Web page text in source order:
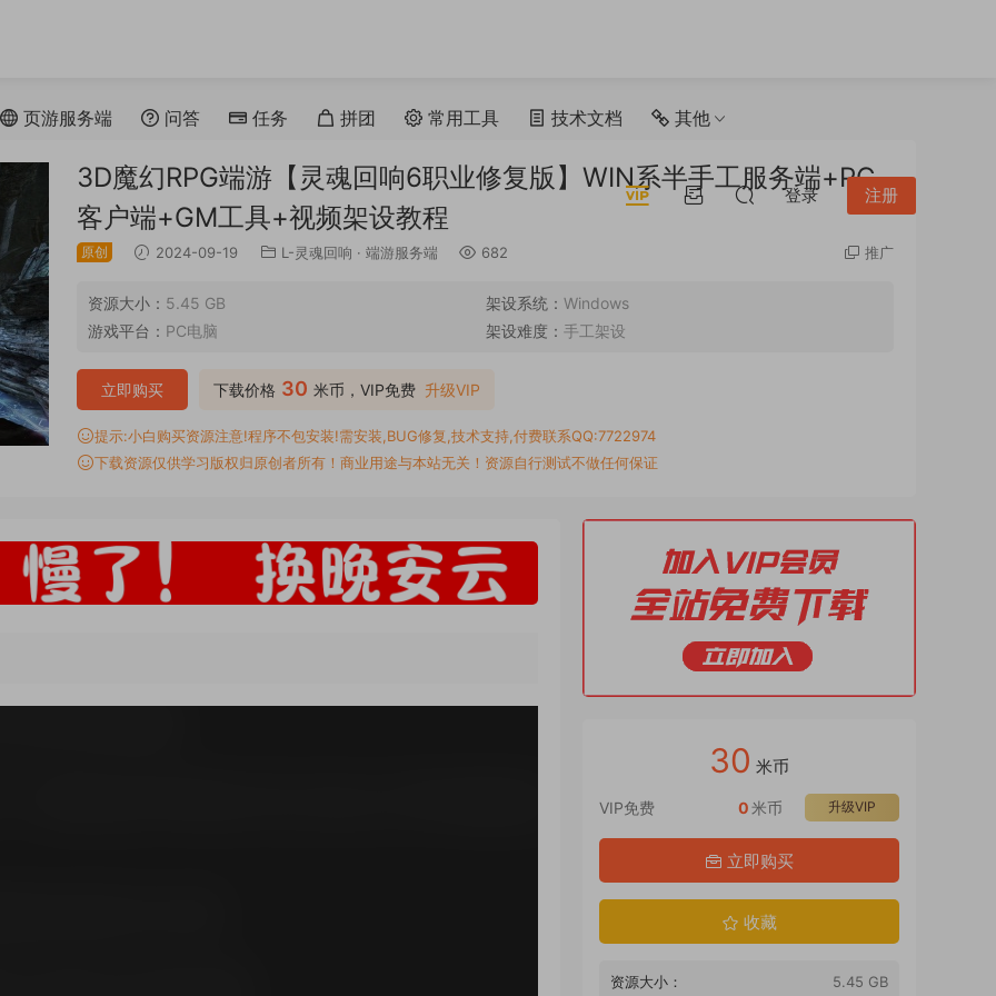
页游服务端 问答 任务 拼团 常用工具 技术文档 其他
登录 注册
3D魔幻RPG端游【灵魂回响6职业修复版】WIN系半手工服务端+PC
客户端+GM工具+视频架设教程
原创 2024-09-19 L-灵魂回响 · 端游服务端 682 推广
资源大小： 5.45 GB 架设系统： Windows
游戏平台： PC电脑 架设难度： 手工架设
下载价格 30 米币，VIP免费 升级VIP
立即购买
提示:小白购买资源注意!程序不包安装!需安装,BUG修复,技术支持,付费联系QQ:7722974
下载资源仅供学习版权归原创者所有！商业用途与本站无关！资源自行测试不做任何保证
30 米币
VIP免费 升级VIP
0米币
立即购买
收藏
资源大小： 5.45 GB